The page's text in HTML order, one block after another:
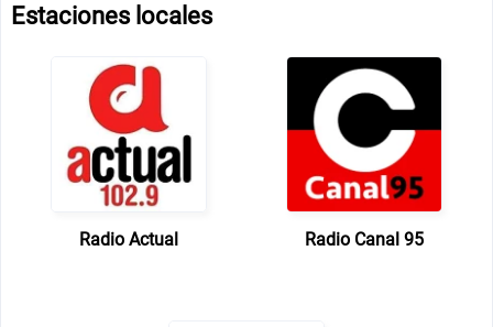
Estaciones locales
Radio Actual Radio Canal 95